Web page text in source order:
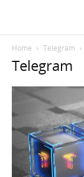
Home Telegram
Telegram